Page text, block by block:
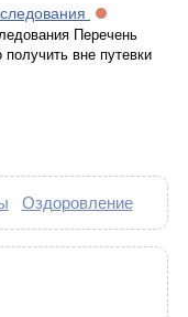
Перечень
вне путевки
Оздоровление